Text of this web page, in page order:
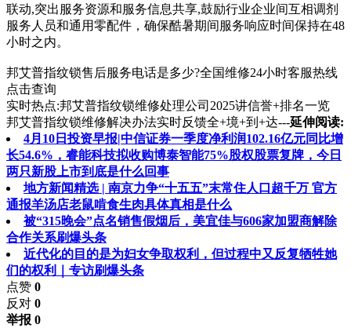
联动,突出服务资源和服务信息共享,鼓励行业企业间互相调剂
服务人员和通用零配件，确保酷暑期间服务响应时间保持在48
小时之内。
邦艾普指纹锁售后服务电话是多少?全国维修24小时客服热线
点击查询
实时热点:邦艾普指纹锁维修处理公司2025讲信誉+排名一览
邦艾普指纹锁维修解决办法实时反馈全+境+到+达---延伸阅读:
4月10日投资早报|中信证券一季度净利润102.16亿元同比增
长54.6%，睿能科技拟收购博泰智能75%股权股票复牌，今日
两只新股上市到底是什么回事
地方新闻精选 | 南京力争“十五五”末常住人口超千万 官方
通报羊汤店老鼠啃食生肉具体真相是什么
被“315晚会”点名销售假烟后，美宜佳与606家加盟商解除
合作关系刷爆头条
近代化的目的是为妇女争取权利，但过程中又反复牺牲她
们的权利｜专访刷爆头条
点赞 0
反对 0
举报 0